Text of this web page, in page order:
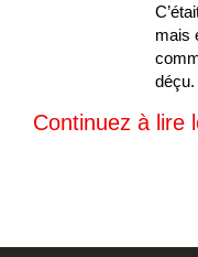
mais
déçu.
Continuez à lire